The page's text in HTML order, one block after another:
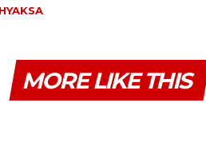
MORE LIKE THIS